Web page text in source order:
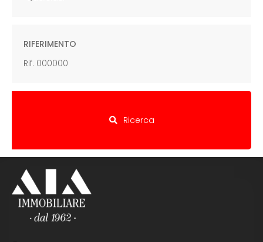
RIFERIMENTO
Ricerca